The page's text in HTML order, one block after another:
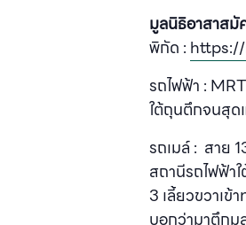
มูลนิธิอาสาสมั
พิกัด :
รถไฟฟ้า :
ใต้ถุนตึกจนสุด
รถเมล์ : สาย
สถานีรถไฟฟ้า
3 เลี้ยวขวาเ
บอกว่ามาตึกมู